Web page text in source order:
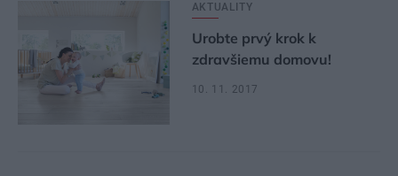
AKTUALITY
Urobte prvý krok k
zdravšiemu domovu!
10. 11. 2017